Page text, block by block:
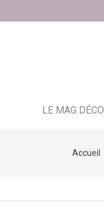
LE MAG DÉCO
Accueil